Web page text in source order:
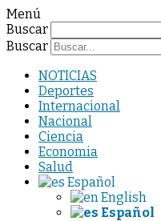
Menú
Buscar
Buscar
NOTICIAS
Deportes
Internacional
Nacional
Ciencia
Economia
Salud
Español
English
Español